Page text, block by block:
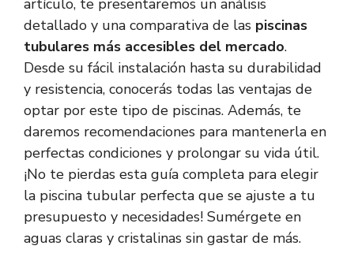
artículo, te presentaremos un análisis
detallado y una comparativa de las piscinas
tubulares más accesibles del mercado.
Desde su fácil instalación hasta su durabilidad
y resistencia, conocerás todas las ventajas de
optar por este tipo de piscinas. Además, te
daremos recomendaciones para mantenerla en
perfectas condiciones y prolongar su vida útil.
¡No te pierdas esta guía completa para elegir
la piscina tubular perfecta que se ajuste a tu
presupuesto y necesidades! Sumérgete en
aguas claras y cristalinas sin gastar de más.